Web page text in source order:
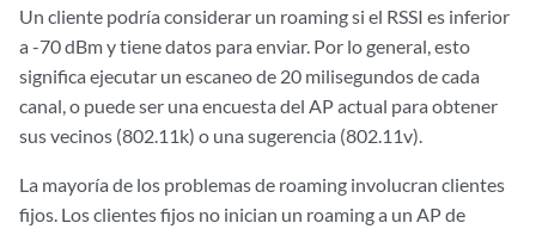
Un cliente podría considerar un roaming si el RSSI es inferior
a -70 dBm y tiene datos para enviar. Por lo general, esto
significa ejecutar un escaneo de 20 milisegundos de cada
canal, o puede ser una encuesta del AP actual para obtener
sus vecinos (802.11k) o una sugerencia (802.11v).
La mayoría de los problemas de roaming involucran clientes
fijos. Los clientes fijos no inician un roaming a un AP de